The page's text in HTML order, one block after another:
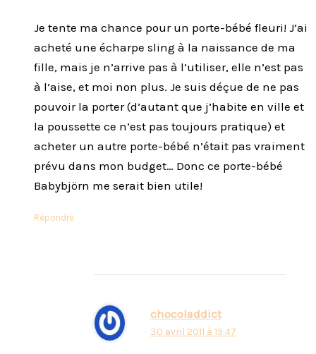
Je tente ma chance pour un porte-bébé fleuri! J’ai
acheté une écharpe sling à la naissance de ma
fille, mais je n’arrive pas à l’utiliser, elle n’est pas
à l’aise, et moi non plus. Je suis déçue de ne pas
pouvoir la porter (d’autant que j’habite en ville et
la poussette ce n’est pas toujours pratique) et
acheter un autre porte-bébé n’était pas vraiment
prévu dans mon budget… Donc ce porte-bébé
Babybjörn me serait bien utile!
Répondre
chocoladdict
30 avril 2011 à 19:47